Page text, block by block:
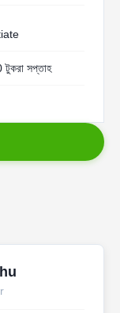
সপ্তাহ